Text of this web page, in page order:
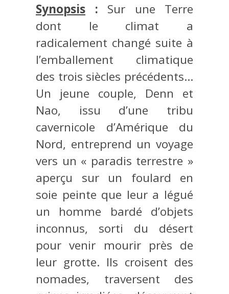
Synopsis : Sur une Terre
dont le climat a
radicalement changé suite à
l’emballement climatique
des trois siècles précédents…
Un jeune couple, Denn et
Nao, issu d’une tribu
cavernicole d’Amérique du
Nord, entreprend un voyage
vers un « paradis terrestre »
aperçu sur un foulard en
soie peinte que leur a légué
un homme bardé d’objets
inconnus, sorti du désert
pour venir mourir près de
leur grotte. Ils croisent des
nomades, traversent des